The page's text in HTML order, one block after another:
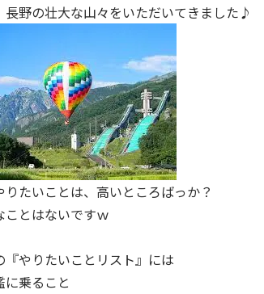
長野の壮大な山々をいただいてきました♪
りたいことは、高いところばっか？
ことはないですｗ
『やりたいことリスト』には
に乗ること